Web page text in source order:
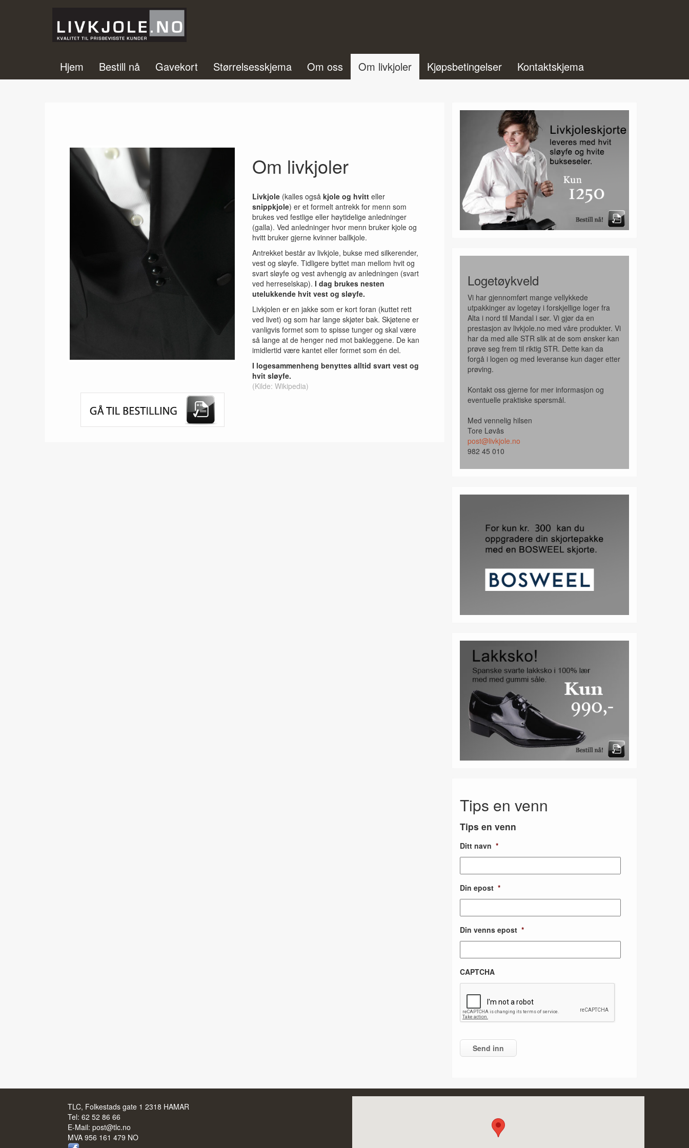
Hjem Bestill nå Gavekort Størrelsesskjema Om oss Om livkjoler Kjøpsbetingelser Kontaktskjema
Om livkjoler
Livkjole (kalles også kjole og hvitt eller
snippkjole) er et formelt antrekk for menn som
brukes ved festlige eller høytidelige anledninger
(galla). Ved anledninger hvor menn bruker kjole og
hvitt bruker gjerne kvinner ballkjole.
Antrekket består av livkjole, bukse med silkerender,
vest og sløyfe. Tidligere byttet man mellom hvit og
svart sløyfe og vest avhengig av anledningen (svart
ved herreselskap). I dag brukes nesten
utelukkende hvit vest og sløyfe.
Livkjolen er en jakke som er kort foran (kuttet rett
ved livet) og som har lange skjøter bak. Skjøtene er
vanligvis formet som to spisse tunger og skal være
så lange at de henger ned mot bakleggene. De kan
imidlertid være kantet eller formet som én del.
I logesammenheng benyttes alltid svart vest og
hvit sløyfe.
(Kilde: Wikipedia)
Logetøykveld
Vi har gjennomført mange vellykkede
utpakkinger av logetøy i forskjellige loger fra
Alta i nord til Mandal i sør. Vi gjør da en
prestasjon av livkjole.no med våre produkter. Vi
har da med alle STR slik at de som ønsker kan
prøve seg frem til riktig STR. Dette kan da
forgå i logen og med leveranse kun dager etter
prøving.
Kontakt oss gjerne for mer informasjon og
eventuelle praktiske spørsmål.
Med vennelig hilsen
Tore Løvås
post@livkjole.no
982 45 010
Tips en venn
Tips en venn
Ditt navn *
Din epost *
Din venns epost *
CAPTCHA
TLC, Folkestads gate 1 2318 HAMAR
Tel: 62 52 86 66
E-Mail: post@tlc.no
MVA 956 161 479 NO